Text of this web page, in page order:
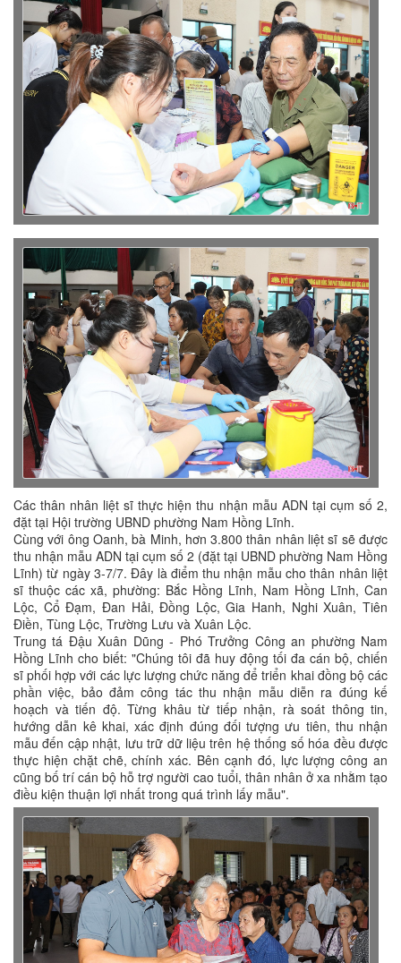
Các thân nhân liệt sĩ thực hiện thu nhận mẫu ADN tại cụm số 2,
đặt tại Hội trường UBND phường Nam Hồng Lĩnh.
Cùng với ông Oanh, bà Minh, hơn 3.800 thân nhân liệt sĩ sẽ được
thu nhận mẫu ADN tại cụm số 2 (đặt tại UBND phường Nam Hồng
Lĩnh) từ ngày 3-7/7. Đây là điểm thu nhận mẫu cho thân nhân liệt
sĩ thuộc các xã, phường: Bắc Hồng Lĩnh, Nam Hồng Lĩnh, Can
Lộc, Cổ Đạm, Đan Hải, Đồng Lộc, Gia Hanh, Nghi Xuân, Tiên
Điền, Tùng Lộc, Trường Lưu và Xuân Lộc.
Trung tá Đậu Xuân Dũng - Phó Trưởng Công an phường Nam
Hồng Lĩnh cho biết: "Chúng tôi đã huy động tối đa cán bộ, chiến
sĩ phối hợp với các lực lượng chức năng để triển khai đồng bộ các
phần việc, bảo đảm công tác thu nhận mẫu diễn ra đúng kế
hoạch và tiến độ. Từng khâu từ tiếp nhận, rà soát thông tin,
hướng dẫn kê khai, xác định đúng đối tượng ưu tiên, thu nhận
mẫu đến cập nhật, lưu trữ dữ liệu trên hệ thống số hóa đều được
thực hiện chặt chẽ, chính xác. Bên cạnh đó, lực lượng công an
cũng bố trí cán bộ hỗ trợ người cao tuổi, thân nhân ở xa nhằm tạo
điều kiện thuận lợi nhất trong quá trình lấy mẫu".